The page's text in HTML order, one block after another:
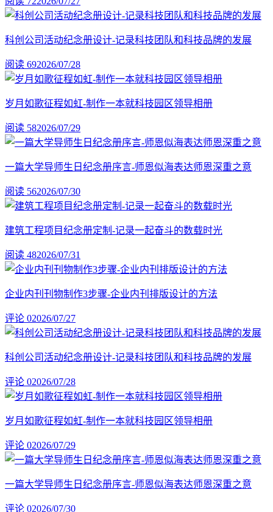
科创公司活动纪念册设计-记录科技团队和科技品牌的发展
阅读 692026/07/28
岁月如歌征程如虹-制作一本就科技园区领导相册
阅读 582026/07/29
一篇大学导师生日纪念册序言-师恩似海表达师恩深重之意
阅读 562026/07/30
建筑工程项目纪念册定制-记录一起奋斗的数载时光
阅读 482026/07/31
企业内刊刊物制作3步骤-企业内刊排版设计的方法
评论 02026/07/27
科创公司活动纪念册设计-记录科技团队和科技品牌的发展
评论 02026/07/28
岁月如歌征程如虹-制作一本就科技园区领导相册
评论 02026/07/29
一篇大学导师生日纪念册序言-师恩似海表达师恩深重之意
评论 02026/07/30